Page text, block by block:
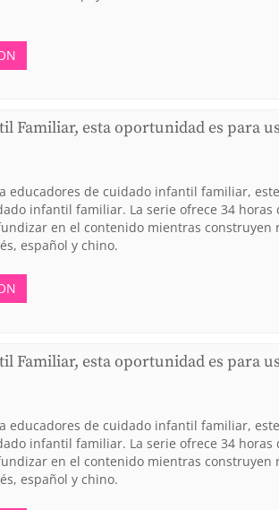
Familiar, esta oportunidad es para
educadores de cuidado infantil familiar,
infantil familiar. La serie ofrece 34
en el contenido mientras construyen
español y chino.
Familiar, esta oportunidad es para
educadores de cuidado infantil familiar,
infantil familiar. La serie ofrece 34
en el contenido mientras construyen
español y chino.